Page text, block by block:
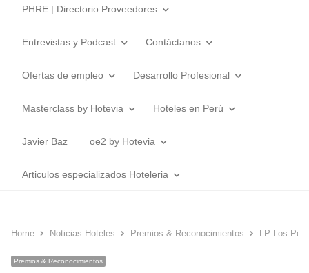
PHRE | Directorio Proveedores
Entrevistas y Podcast Contáctanos
Ofertas de empleo Desarrollo Profesional
Masterclass by Hotevia Hoteles en Perú
Javier Baz oe2 by Hotevia
Articulos especializados Hoteleria
Home Noticias Hoteles Premios & Reconocimientos LP Los
Premios & Reconocimientos